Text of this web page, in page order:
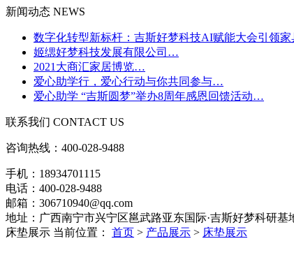
新闻动态 NEWS
数字化转型新标杆：吉斯好梦科技AI赋能大会引领
姬缌好梦科技发展有限公司…
2021大商汇家居博览…
爱心助学行，爱心行动与你共同参与…
爱心助学 “吉斯圆梦”举办8周年感恩回馈活动…
联系我们 CONTACT US
咨询热线： 400-028-9488
手机：18934701115
电话：400-028-9488
邮箱：306710940@qq.com
地址：广西南宁市兴宁区邕武路亚东国际·吉斯好梦科研基
床垫展示 当前位置： 首页 > 产品展示 > 床垫展示